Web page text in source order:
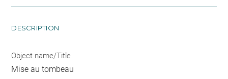
DESCRIPTION
Object name/Title
Mise au tombeau